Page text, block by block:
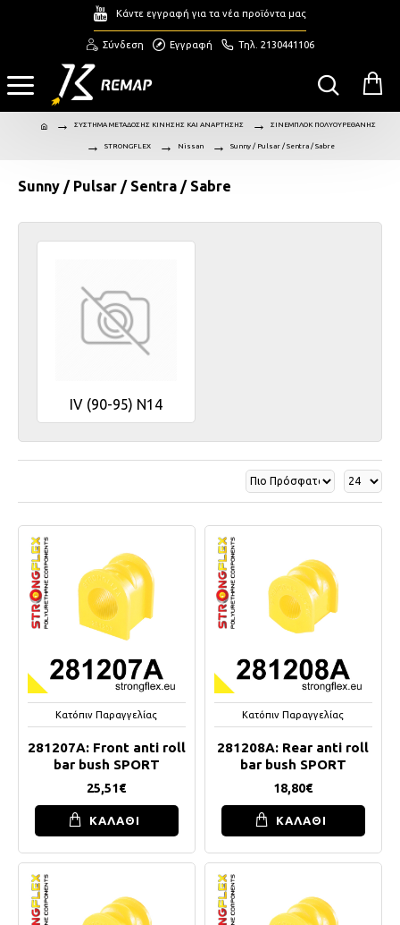
Κάντε εγγραφή για τα νέα προϊόντα μας
Σύνδεση Εγγραφή Τηλ. 2130441106
ΣΥΣΤΗΜΑ ΜΕΤΑΔΟΣΗΣ ΚΙΝΗΣΗΣ ΚΑΙ ΑΝΑΡΤΗΣΗΣ ΣΙΝΕΜΠΛΟΚ ΠΟΛΥΟΥΡΕΘΑΝΗΣ
STRONGFLEX Nissan Sunny / Pulsar / Sentra / Sabre
Sunny / Pulsar / Sentra / Sabre
IV (90-95) N14
Κατόπιν Παραγγελίας
281207A: Front anti roll
bar bush SPORT
25,51€
ΚΑΛΑΘΙ
Κατόπιν Παραγγελίας
281208A: Rear anti roll
bar bush SPORT
18,80€
ΚΑΛΑΘΙ